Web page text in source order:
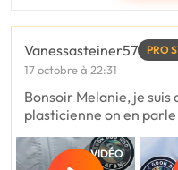
Vanessasteiner57 PRO
17 octobre à 22:31
Bonsoir Melanie, je
plasticienne on en parle
VIDÉO